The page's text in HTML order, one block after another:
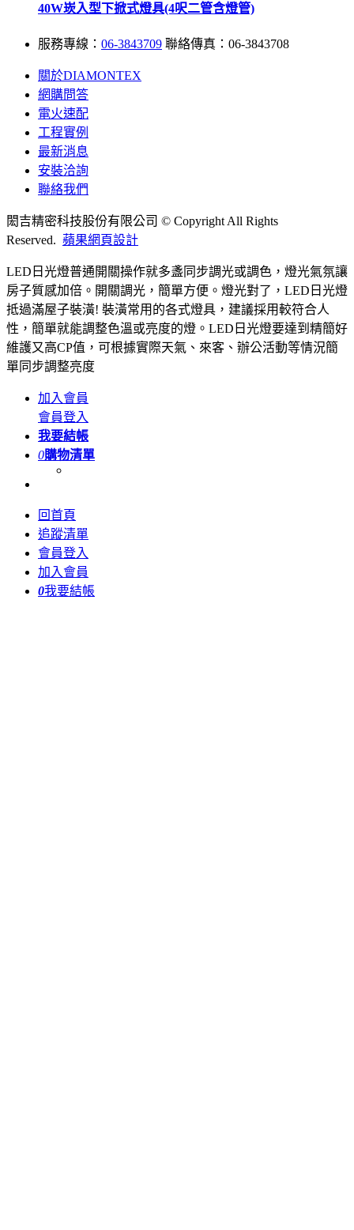
40W崁入型下掀式燈具(4呎二管含燈管)
服務專線： 06-3843709 聯絡傳真：06-3843708
關於DIAMONTEX
網購問答
電火速配
工程實例
最新消息
安裝洽詢
聯絡我們
閎吉精密科技股份有限公司 © Copyright All Rights
Reserved. 蘋果網頁設計
LED日光燈普通開關操作就多盞同步調光或調色，燈光氣氛讓
房子質感加倍。開關調光，簡單方便。燈光對了，LED日光燈
抵過滿屋子裝潢! 裝潢常用的各式燈具，建議採用較符合人
性，簡單就能調整色溫或亮度的燈。LED日光燈要達到精簡好
維護又高CP值，可根據實際天氣、來客、辦公活動等情況簡
單同步調整亮度
加入會員
會員登入
我要結帳
0購物清單
回首頁
追蹤清單
會員登入
加入會員
0我要結帳